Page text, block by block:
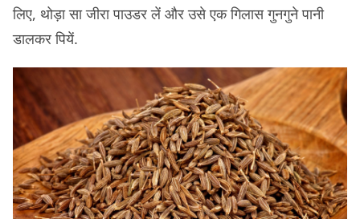
लिए, थोड़ा सा जीरा पाउडर लें और उसे एक गिलास गुनगुने पानी
डालकर पियें.